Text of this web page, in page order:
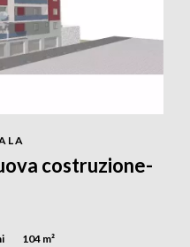
costruzione-
104 m²